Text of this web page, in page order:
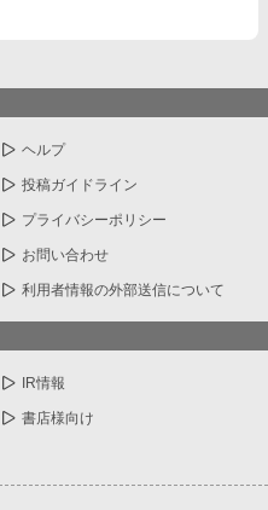
の優秀な人材と言うのはまさか、彼
た」 彼の名前はリビン・
家の次男である。そして何を隠そ
仕方がないだろう。
ヘルプ
投稿ガイドライン
プライバシーポリシー
お問い合わせ
利用者情報の外部送信について
IR情報
書店様向け